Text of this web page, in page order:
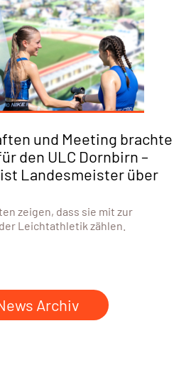
und Meeting brachte
den ULC Dornbirn –
Landesmeister über
zeigen, dass sie mit zur
Leichtathletik zählen.
Archiv